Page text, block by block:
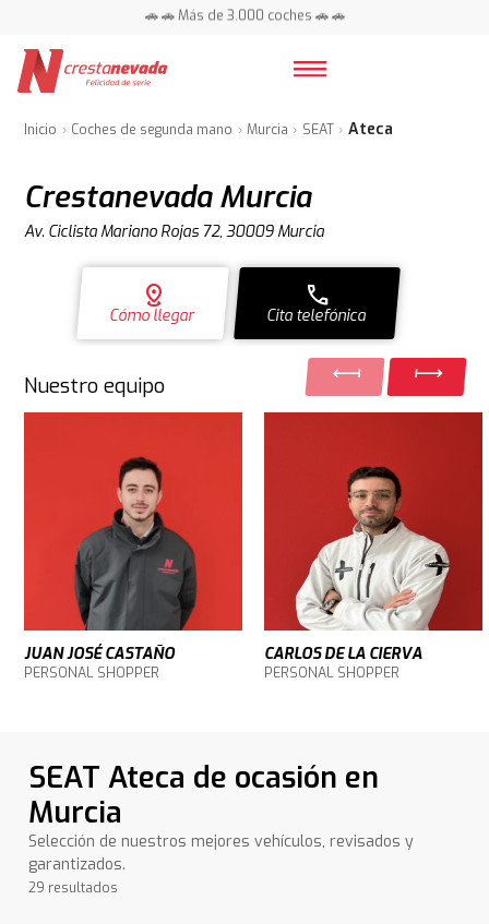
📍 Centros en toda España ⭐
📍 Centros en toda España ⭐
Inicio Coches de segunda mano Murcia SEAT Ateca
Crestanevada Murcia
Av. Ciclista Mariano Rojas 72, 30009 Murcia
distance
Cómo llegar
call
Cita telefónica
Nuestro equipo
JUAN JOSÉ CASTAÑO
PERSONAL SHOPPER
CARLOS DE LA CIERVA
PERSONAL SHOPPER
SEAT Ateca de ocasión en
Murcia
Selección de nuestros mejores vehículos, revisados y
garantizados.
29 resultados